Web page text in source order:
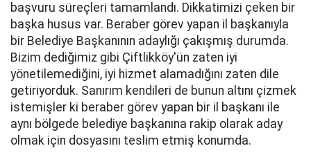
başvuru süreçleri tamamlandı. Dikkatimizi çeken bir
başka husus var. Beraber görev yapan il başkanıyla
bir Belediye Başkanının adaylığı çakışmış durumda.
Bizim dediğimiz gibi Çiftlikköy'ün zaten iyi
yönetilemediğini, iyi hizmet alamadığını zaten dile
getiriyorduk. Sanırım kendileri de bunun altını çizmek
istemişler ki beraber görev yapan bir il başkanı ile
aynı bölgede belediye başkanına rakip olarak aday
olmak için dosyasını teslim etmiş konumda.